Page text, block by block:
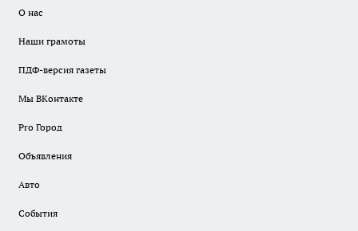
О нас
Наши грамоты
ПДФ-версия газеты
Мы ВКонтакте
Pro Город
Объявления
Авто
События